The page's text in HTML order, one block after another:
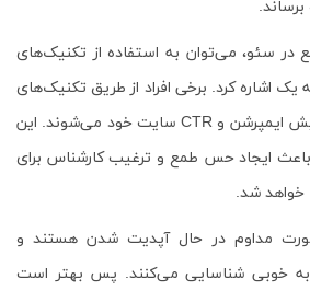
در سئو، می‌توان به استفاده از تکنیک‌های
یک اشاره کرد. برخی افراد از طریق تکنیک‌های
سئو کلاه سیاه شاهد افزایش ایمپرشن و CTR سایت خود می‌شوند. این
ایجاد حس طمع و ترغیب کارشناس برای
خواهد شد.
مداوم در حال آپدیت شدن هستند و
به خوبی شناسایی می‌کنند. پس بهتر است